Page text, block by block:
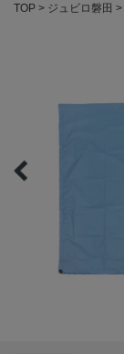
TOP ジュビロ磐田